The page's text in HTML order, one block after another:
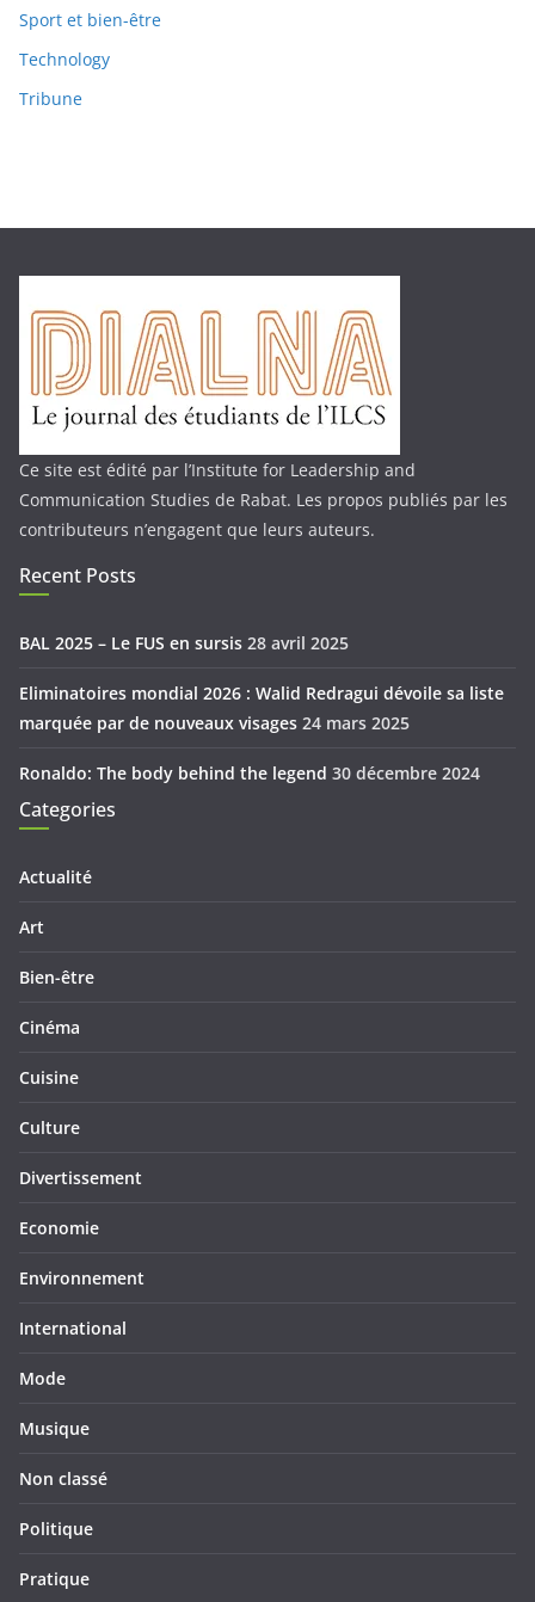
Sport et bien-être
Technology
Tribune
Ce site est édité par l’Institute for Leadership and
Communication Studies de Rabat. Les propos publiés par les
contributeurs n’engagent que leurs auteurs.
Recent Posts
BAL 2025 – Le FUS en sursis 28 avril 2025
Eliminatoires mondial 2026 : Walid Redragui dévoile sa liste
marquée par de nouveaux visages 24 mars 2025
Ronaldo: The body behind the legend 30 décembre 2024
Categories
Actualité
Art
Bien-être
Cinéma
Cuisine
Culture
Divertissement
Economie
Environnement
International
Mode
Musique
Non classé
Politique
Pratique